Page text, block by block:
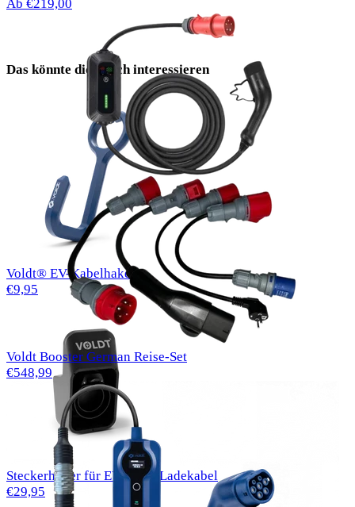
Das könnte dich auch interessieren
Voldt® EV-Kabelhaken
€9,95
Steckerhalter für EV Typ 2 Ladekabel
€29,95
Ab €219,00
Voldt Booster German Reise-Set
€548,99